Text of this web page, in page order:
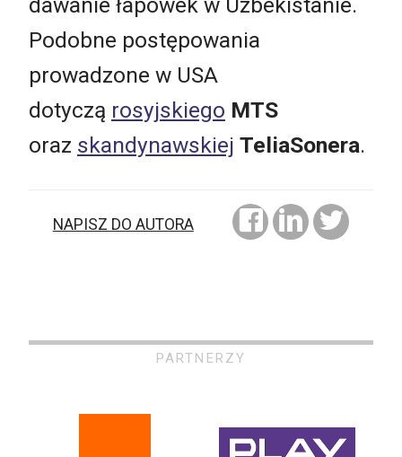
dawanie łapówek w Uzbekistanie.
Podobne postępowania
prowadzone w USA
dotyczą rosyjskiego MTS
oraz skandynawskiej TeliaSonera.
NAPISZ DO AUTORA
PARTNERZY